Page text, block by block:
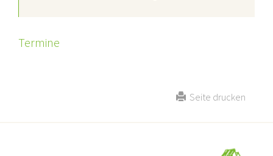
Termine
Seite drucken